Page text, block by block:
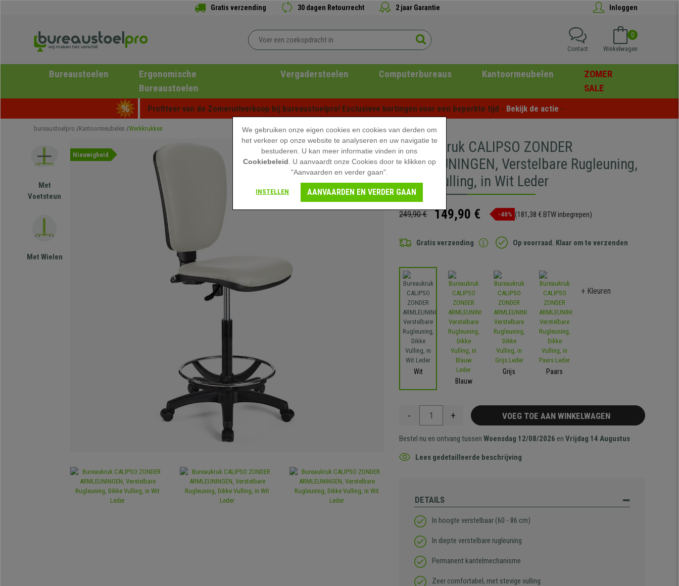
Gratis verzending 30 dagen Retourrecht 2 jaar Garantie Inloggen
0
Winkelwagen
Contact
Bureaustoelen
Ergonomische
Bureaustoelen
Vergaderstoelen Computerbureaus Kantoormeubelen
ZOMER
SALE
Profiteer van de Zomeruitverkoop bij bureaustoelpro! Exclusieve kortingen voor een beperkte tijd - Bekijk de actie -
bureaustoelpro Kantoormeubelen Werkkrukken
Met
Voetsteun
Met Wielen
Nieuwigheid
Bureaukruk CALIPSO ZONDER
ARMLEUNINGEN, Verstelbare Rugleuning,
Dikke Vulling, in Wit Leder
249,90 € 149,90 € -40% (181,38 € BTW inbegrepen)
Gratis verzending Op voorraad. Klaar om te verzenden
Wit
Blauw
Grijs Paars
+ Kleuren
- + VOEG TOE AAN WINKELWAGEN
Bestel nu en ontvang tussenWoensdag 12/08/2026 enVrijdag 14 Augustus
Lees gedetailleerde beschrijving
DETAILS
In hoogte verstelbaar (60 - 86 cm)
In diepte verstelbare rugleuning
Permanent kantelmechanisme
Zeer comfortabel, met stevige vulling
We gebruiken onze eigen cookies en cookies van derden om
het verkeer op onze website te analyseren en uw navigatie te
bestuderen. U kan meer informatie vinden in ons
Cookiebeleid . U aanvaardt onze Cookies door te klikken op
"Aanvaarden en verder gaan".
INSTELLEN AANVAARDEN EN VERDER GAAN